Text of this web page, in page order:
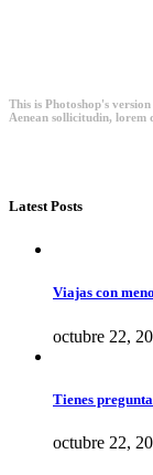
This is Photoshop's
Aenean sollicitudin, lorem
Latest Posts
Viajas con
octubre 22,
Tienes
octubre 22,